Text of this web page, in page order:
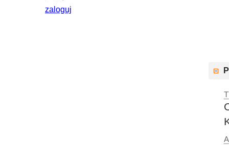
zaloguj